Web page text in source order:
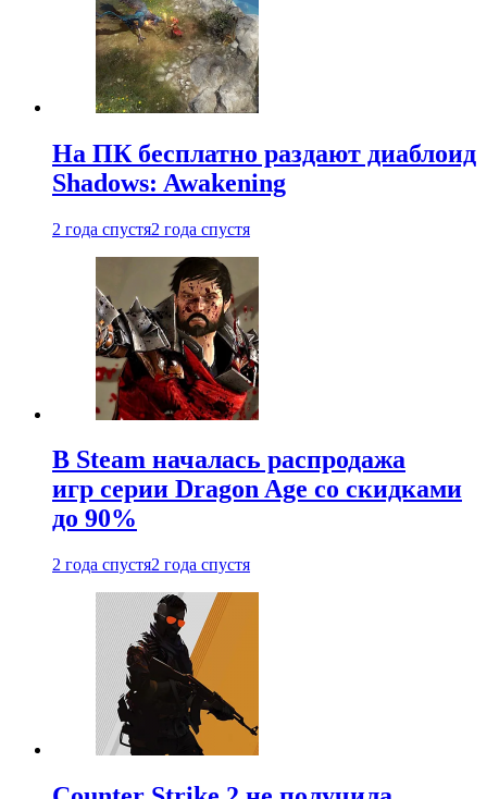
На ПК бесплатно раздают диаблоид
Shadows: Awakening
2 года спустя2 года спустя
В Steam началась распродажа
игр серии Dragon Age со скидками
до 90%
2 года спустя2 года спустя